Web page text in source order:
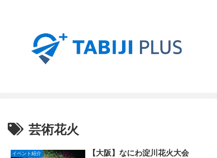
芸術花火
イベント紹介
【大阪】なにわ淀川花火大会